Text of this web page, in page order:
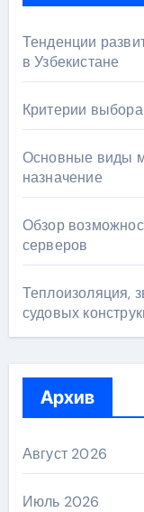
Тенденции
в Узбекистане
Критерии
Основные виды
назначение
Обзор
серверов
Теплоизоляция,
судовых
Архив
Август 2026
Июль 2026